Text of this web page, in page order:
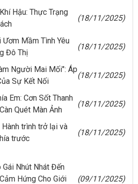
Hậu: Thực Trạng
(18/11/2025)
Ươm Mầm Tình Yêu
Đô Thị
(18/11/2025)
Người Mai Mối": Áp
Sự Kết Nối
(18/11/2025)
Em: Cơn Sốt Thanh
Quét Màn Ảnh
(18/11/2025)
trình trở lại và
trước
(18/11/2025)
Gái Nhút Nhát Đến
Hứng Cho Giới
(09/11/2025)